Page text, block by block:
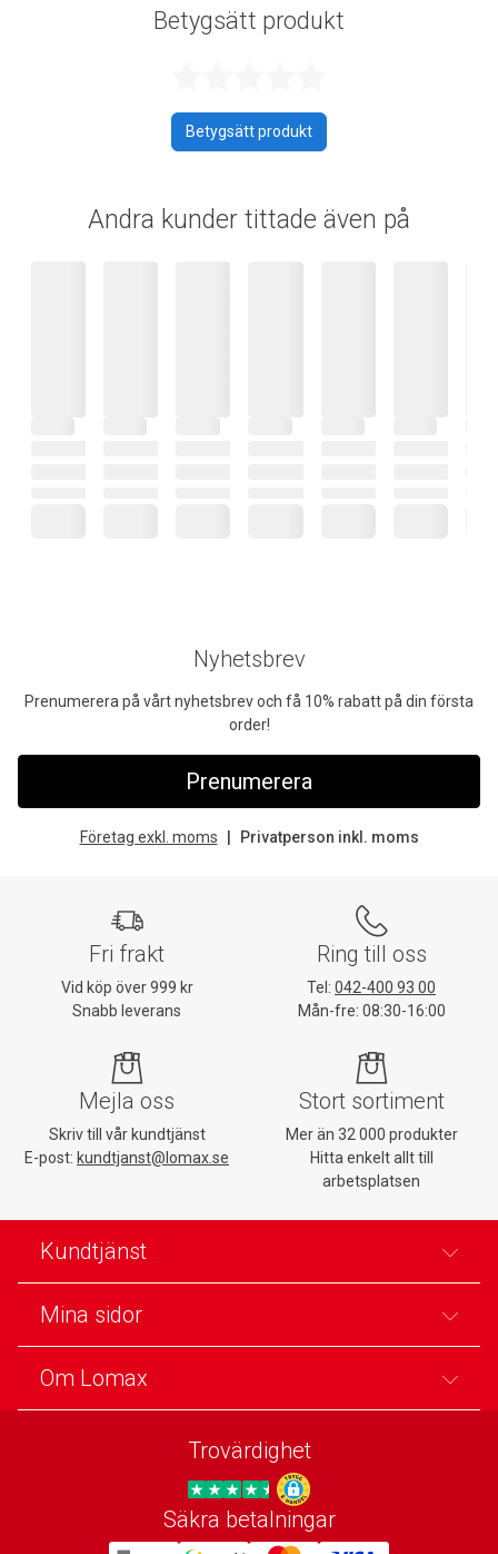
Betygsätt produkt
Betygsätt produkt
Andra kunder tittade även på
Nyhetsbrev
Prenumerera på vårt nyhetsbrev och få 10% rabatt på din första
order!
Prenumerera
Företag exkl. moms Privatperson inkl. moms
Fri frakt
Vid köp över 999 kr
Snabb leverans
Ring till oss
Tel: 042-400 93 00
Mån-fre: 08:30-16:00
Mejla oss
Skriv till vår kundtjänst
E-post: kundtjanst@lomax.se
Stort sortiment
Mer än 32 000 produkter
Hitta enkelt allt till
arbetsplatsen
Kundtjänst
Mina sidor
Om Lomax
Trovärdighet
Trygg E-handel
Säkra betalningar